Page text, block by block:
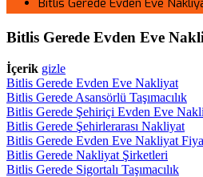
Bitlis Gerede Evden Eve
Bitlis Gerede Evden Eve
İçerik gizle
Bitlis Gerede Evden Eve Nakliyat
Bitlis Gerede Asansörlü Taşımacılık
Bitlis Gerede Şehiriçi Evden Eve
Bitlis Gerede Şehirlerarası Nakliyat
Bitlis Gerede Evden Eve Nakliyat
Bitlis Gerede Nakliyat Şirketleri
Bitlis Gerede Sigortalı Taşımacılık